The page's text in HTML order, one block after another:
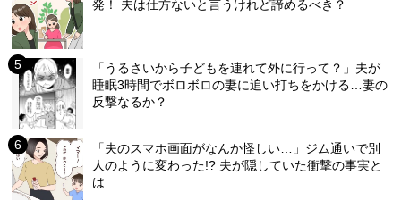
発！ 夫は仕方ないと言うけれど諦めるべき？
「うるさいから子どもを連れて外に行って？」夫が
睡眠3時間でボロボロの妻に追い打ちをかける…妻の
反撃なるか？
「夫のスマホ画面がなんか怪しい…」ジム通いで別
人のように変わった!? 夫が隠していた衝撃の事実と
は